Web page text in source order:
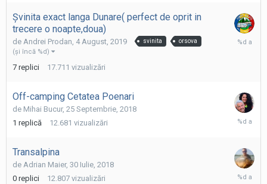
Șvinita exact langa Dunare( perfect de oprit in
trecere o noapte,doua)
de Andrei Prodan, 4 August, 2019 svinita orsova
(şi încă %d)
7 replici 17.711 vizualizări
19
Off-camping Cetatea Poenari
de Mihai Bucur, 25 Septembrie, 2018
1 replică 12.681 vizualizări
25
Transalpina
de Adrian Maier, 30 Iulie, 2018
0 replici 12.807 vizualizări
30